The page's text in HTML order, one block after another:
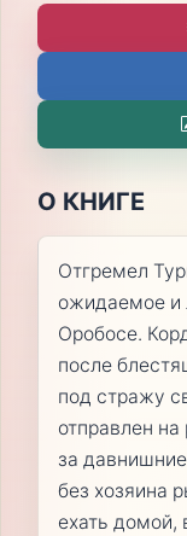
О КНИГЕ
Отгремел
ожидаемое и
Оробосе.
после
под стражу
отправлен на
за
без хозяина
ехать домой,